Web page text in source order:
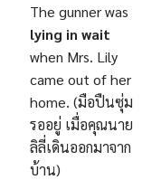
The gunner was
lying in wait
when Mrs. Lily
came out of her
home. (มือปืนซุ่ม
รออยู่ เมื่อคุณนาย
ลิลี่เดินออกมาจาก
บ้าน)